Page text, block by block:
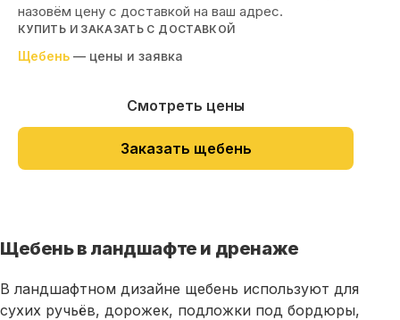
назовём цену с доставкой на ваш адрес.
КУПИТЬ И ЗАКАЗАТЬ С ДОСТАВКОЙ
Щебень — цены и заявка
Смотреть цены
Заказать щебень
Щебень в ландшафте и дренаже
В ландшафтном дизайне щебень используют для
сухих ручьёв, дорожек, подложки под бордюры,